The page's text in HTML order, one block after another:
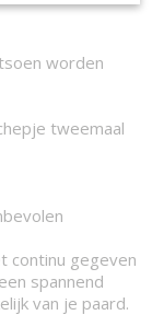
worden
tweemaal
continu gegeven
spannend
van je paard.